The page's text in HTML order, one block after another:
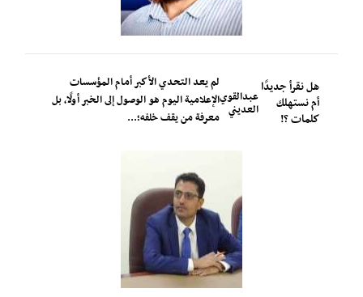
هل نقرأ جديدًا
أم نستهلك
كلمات ؟!
عبدالقوي
العديني
لم يعد التحدي الأكبر أمام المؤسسات
الإعلامية اليوم هو الوصول إلى الخبر أولًا، بل
معرفة من يقف خلفه؛...